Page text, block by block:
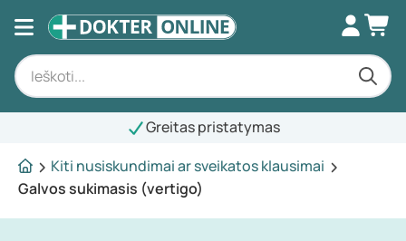
Greitas pristatymas
Kiti nusiskundimai ar sveikatos klausimai
Galvos sukimasis (vertigo)